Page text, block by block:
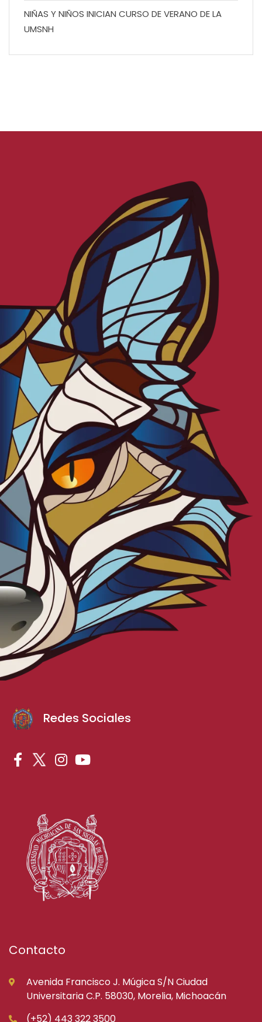
NIÑAS Y NIÑOS INICIAN CURSO DE VERANO DE LA
UMSNH
Redes Sociales
Contacto
Avenida Francisco J. Múgica S/N Ciudad
Universitaria C.P. 58030, Morelia, Michoacán
(+52) 443 322 3500